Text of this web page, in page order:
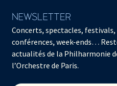
NEWSLETTER
Concerts, spectacles,
conférences, week-ends…
actualités de la Philharmonie
l’Orchestre de Paris.